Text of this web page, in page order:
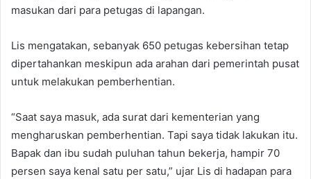
masukan dari para petugas di lapangan.
Lis mengatakan, sebanyak 650 petugas kebersihan tetap
dipertahankan meskipun ada arahan dari pemerintah pusat
untuk melakukan pemberhentian.
“Saat saya masuk, ada surat dari kementerian yang
mengharuskan pemberhentian. Tapi saya tidak lakukan itu.
Bapak dan ibu sudah puluhan tahun bekerja, hampir 70
persen saya kenal satu per satu,” ujar Lis di hadapan para